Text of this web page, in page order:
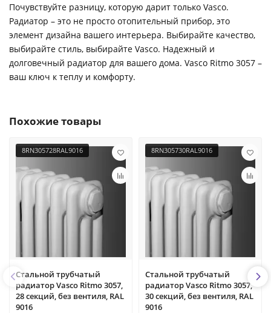
Почувствуйте разницу, которую дарит только Vasco.
Радиатор – это не просто отопительный прибор, это
элемент дизайна вашего интерьера. Выбирайте качество,
выбирайте стиль, выбирайте Vasco. Надежный и
долговечный радиатор для вашего дома. Vasco Ritmo 3057 –
ваш ключ к теплу и комфорту.
Похожие товары
8RN305728RAL9016
Cтальной трубчатый
радиатор Vasco Ritmo 3057,
28 секций, без вентиля, RAL
9016
8RN305730RAL9016
Cтальной трубчатый
радиатор Vasco Ritmo 3057,
30 секций, без вентиля, RAL
9016